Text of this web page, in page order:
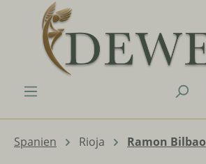
Zum Hauptinhalt springen
Spanien Rioja Ramon Bilbao